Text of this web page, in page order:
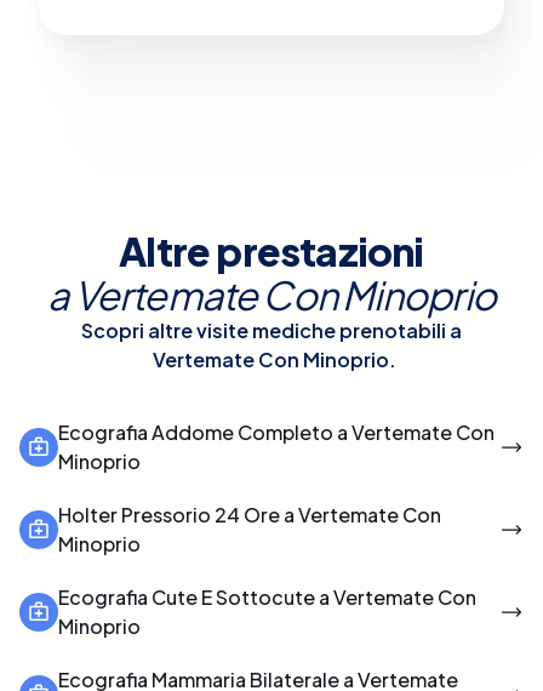
Altre prestazioni
a Vertemate Con Minoprio
Scopri altre visite mediche prenotabili a
Vertemate Con Minoprio.
Ecografia Addome Completo a Vertemate Con
Minoprio
Holter Pressorio 24 Ore a Vertemate Con
Minoprio
Ecografia Cute E Sottocute a Vertemate Con
Minoprio
Ecografia Mammaria Bilaterale a Vertemate